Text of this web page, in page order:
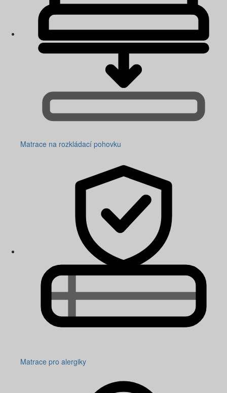
Matrace na rozkládací pohovku
Matrace pro alergiky